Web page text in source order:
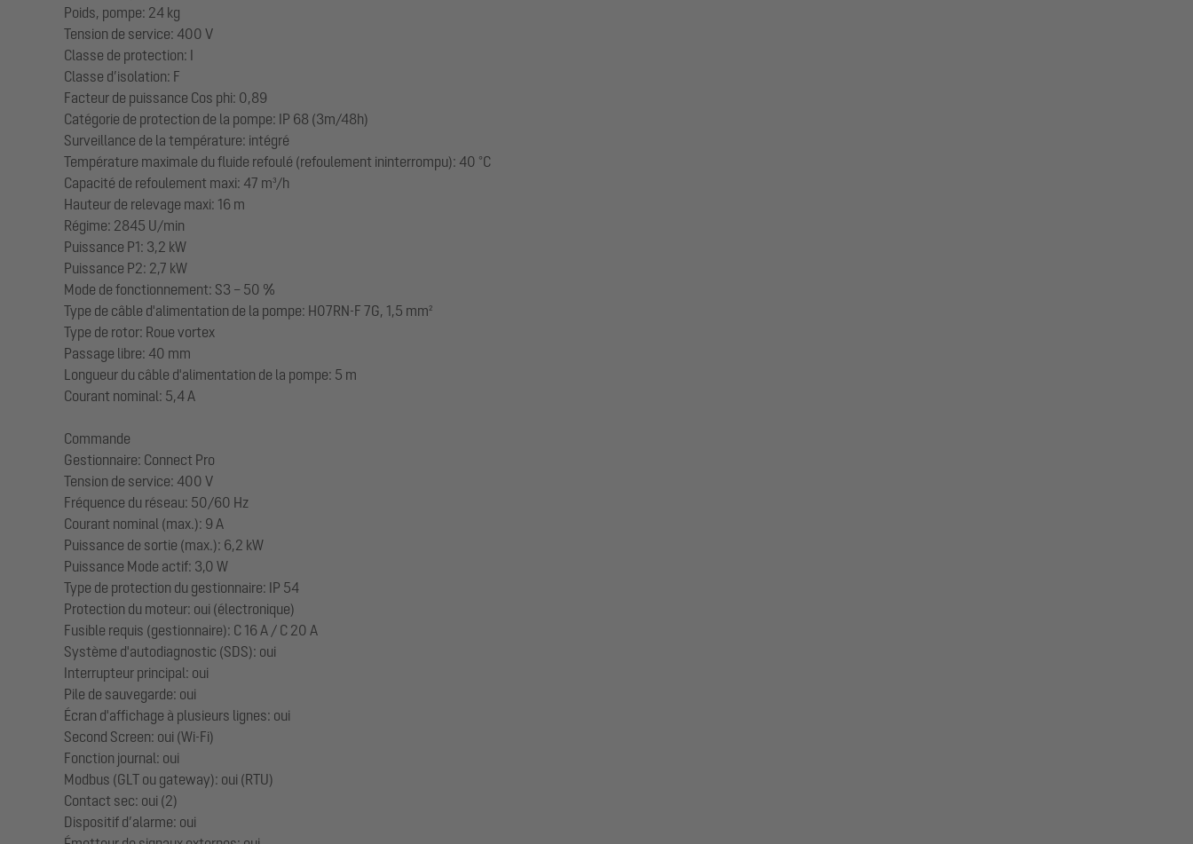
Poids, pompe: 24 kg
Tension de service: 400 V
Classe de protection: I
Classe d’isolation: F
Facteur de puissance Cos phi: 0,89
Catégorie de protection de la pompe: IP 68 (3m/48h)
Surveillance de la température: intégré
Température maximale du fluide refoulé (refoulement ininterrompu): 40 °C
Capacité de refoulement maxi: 47 m³/h
Hauteur de relevage maxi: 16 m
Régime: 2845 U/min
Puissance P1: 3,2 kW
Puissance P2: 2,7 kW
Mode de fonctionnement: S3 – 50 %
Type de câble d'alimentation de la pompe: H07RN-F 7G, 1,5 mm²
Type de rotor: Roue vortex
Passage libre: 40 mm
Longueur du câble d'alimentation de la pompe: 5 m
Courant nominal: 5,4 A
Commande
Gestionnaire: Connect Pro
Tension de service: 400 V
Fréquence du réseau: 50/60 Hz
Courant nominal (max.): 9 A
Puissance de sortie (max.): 6,2 kW
Puissance Mode actif: 3,0 W
Type de protection du gestionnaire: IP 54
Protection du moteur: oui (électronique)
Fusible requis (gestionnaire): C 16 A / C 20 A
Système d'autodiagnostic (SDS): oui
Interrupteur principal: oui
Pile de sauvegarde: oui
Écran d'affichage à plusieurs lignes: oui
Second Screen: oui (Wi-Fi)
Fonction journal: oui
Modbus (GLT ou gateway): oui (RTU)
Contact sec: oui (2)
Dispositif d’alarme: oui